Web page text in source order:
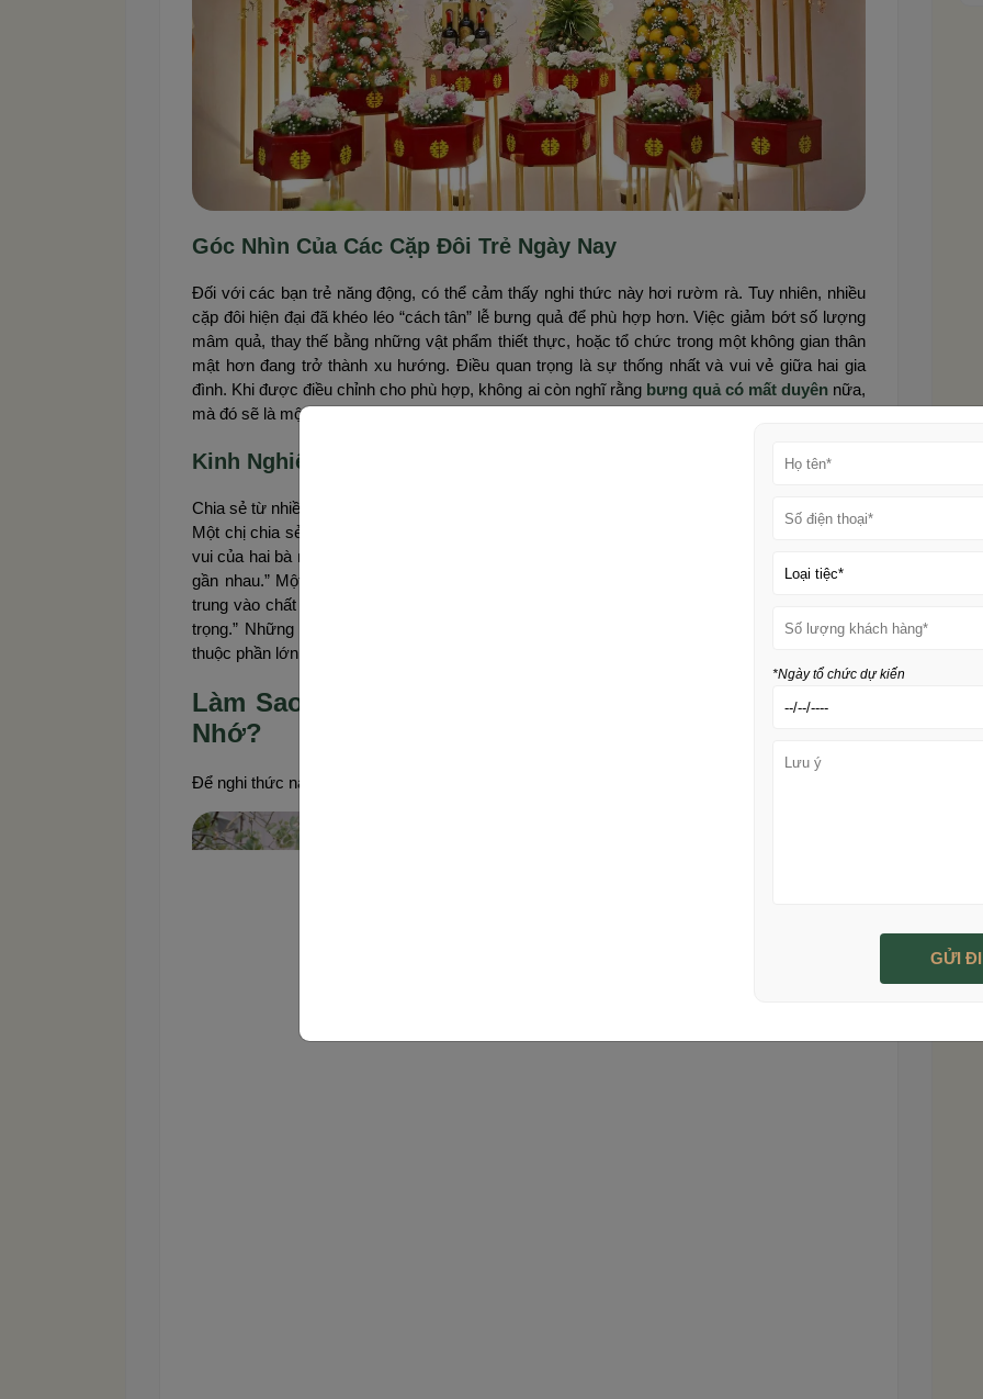
Góc Nhìn Của Các Cặp Đôi Trẻ Ngày Nay
Đối với các bạn trẻ năng động, có thể cảm thấy nghi thức này hơi rườm rà. Tuy nhiên, nhiều
cặp đôi hiện đại đã khéo léo “cách tân” lễ bưng quả để phù hợp hơn. Việc giảm bớt số lượng
mâm quả, thay thế bằng những vật phẩm thiết thực, hoặc tổ chức trong một không gian thân
mật hơn đang trở thành xu hướng. Điều quan trọng là sự thống nhất và vui vẻ giữa hai gia
đình. Khi được điều chỉnh cho phù hợp, không ai còn nghĩ rằng bưng quả có mất duyênnữa,
mà đó sẽ là một kỷ niệm đẹp.
Kinh Nghiệm Thực Tế Từ Các Cặp Đôi Đã Tổ Chức
Chia sẻ từ nhiều anh chị đi trước cho thấy, hầu hết đều không hối hận khi giữ lại nghi thức này.
Một chị chia sẻ: “Ban đầu mình cũng ngại, nhưng khi nhìn thấy không khí trang trọng và niềm
vui của hai bà mẹ, mình thấy thật ý nghĩa. Nó là bước đệm quan trọng để hai gia đình xích lại
gần nhau.” Một anh khác nói: “Chúng tôi đã giản lược bớt, chỉ còn 3-5 mâm quả chính, tập
trung vào chất lượng và cách bài trí đẹp mắt. Mọi người đều khen là trẻ trung mà vẫn trang
trọng.” Những trải nghiệm này khẳng định rằng, việc
bưng quả có mất duyên khôngphụ
thuộc phần lớn vào cách bạn linh hoạt và sáng tạo.
Làm Sao Để Lễ Bưng Quả Trở Nên Ý Nghĩa Và Đáng
Nhớ?
Để nghi thức này trở thành điểm nhấn đẹp, bạn có thể tham khảo những gợi ý sau.
*Ngày tổ chức dự kiến